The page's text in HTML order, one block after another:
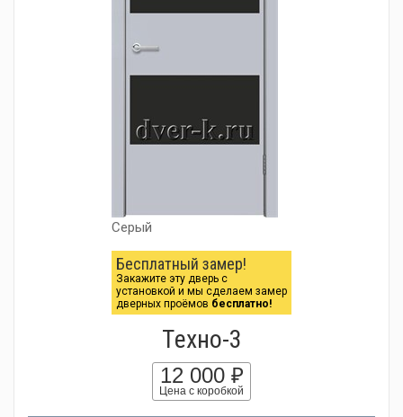
Серый
Бесплатный замер!
Закажите эту дверь с
установкой и мы сделаем замер
дверных проёмов бесплатно!
Tехно-3
12 000 ₽
Цена с коробкой